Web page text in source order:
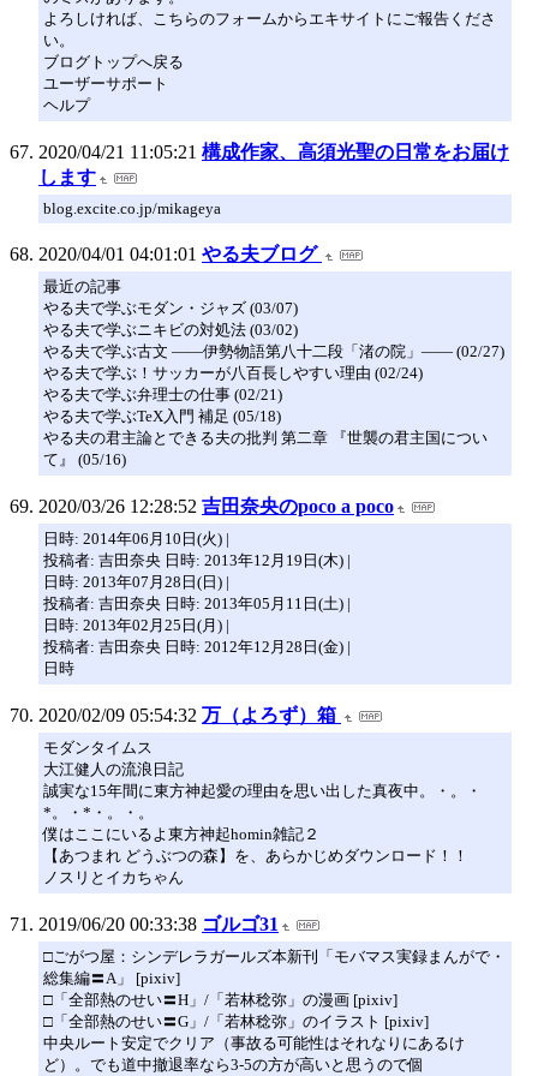
よろしければ、こちらのフォームからエキサイトにご報告くださ
い。
ブログトップへ戻る
ユーザーサポート
ヘルプ
2020/04/21 11:05:21 構成作家、高須光聖の日常をお届け
します
blog.excite.co.jp/mikageya
2020/04/01 04:01:01 やる夫ブログ
最近の記事
やる夫で学ぶモダン・ジャズ (03/07)
やる夫で学ぶニキビの対処法 (03/02)
やる夫で学ぶ古文 ――伊勢物語第八十二段「渚の院」―― (02/27)
やる夫で学ぶ！サッカーが八百長しやすい理由 (02/24)
やる夫で学ぶ弁理士の仕事 (02/21)
やる夫で学ぶTeX入門 補足 (05/18)
やる夫の君主論とできる夫の批判 第二章 『世襲の君主国につい
て』 (05/16)
2020/03/26 12:28:52 吉田奈央のpoco a poco
日時: 2014年06月10日(火) |
投稿者: 吉田奈央 日時: 2013年12月19日(木) |
日時: 2013年07月28日(日) |
投稿者: 吉田奈央 日時: 2013年05月11日(土) |
日時: 2013年02月25日(月) |
投稿者: 吉田奈央 日時: 2012年12月28日(金) |
日時
2020/02/09 05:54:32 万（よろず）箱
モダンタイムス
大江健人の流浪日記
誠実な15年間に東方神起愛の理由を思い出した真夜中。・。・
*。・*・。・。
僕はここにいるよ東方神起homin雑記２
【あつまれ どうぶつの森】を、あらかじめダウンロード！！
ノスリとイカちゃん
2019/06/20 00:33:38 ゴルゴ31
□ごがつ屋：シンデレラガールズ本新刊「モバマス実録まんがで・
総集編〓A」 [pixiv]
□「全部熱のせい〓H」/「若林稔弥」の漫画 [pixiv]
□「全部熱のせい〓G」/「若林稔弥」のイラスト [pixiv]
中央ルート安定でクリア（事故る可能性はそれなりにあるけ
ど）。でも道中撤退率なら3-5の方が高いと思うので個